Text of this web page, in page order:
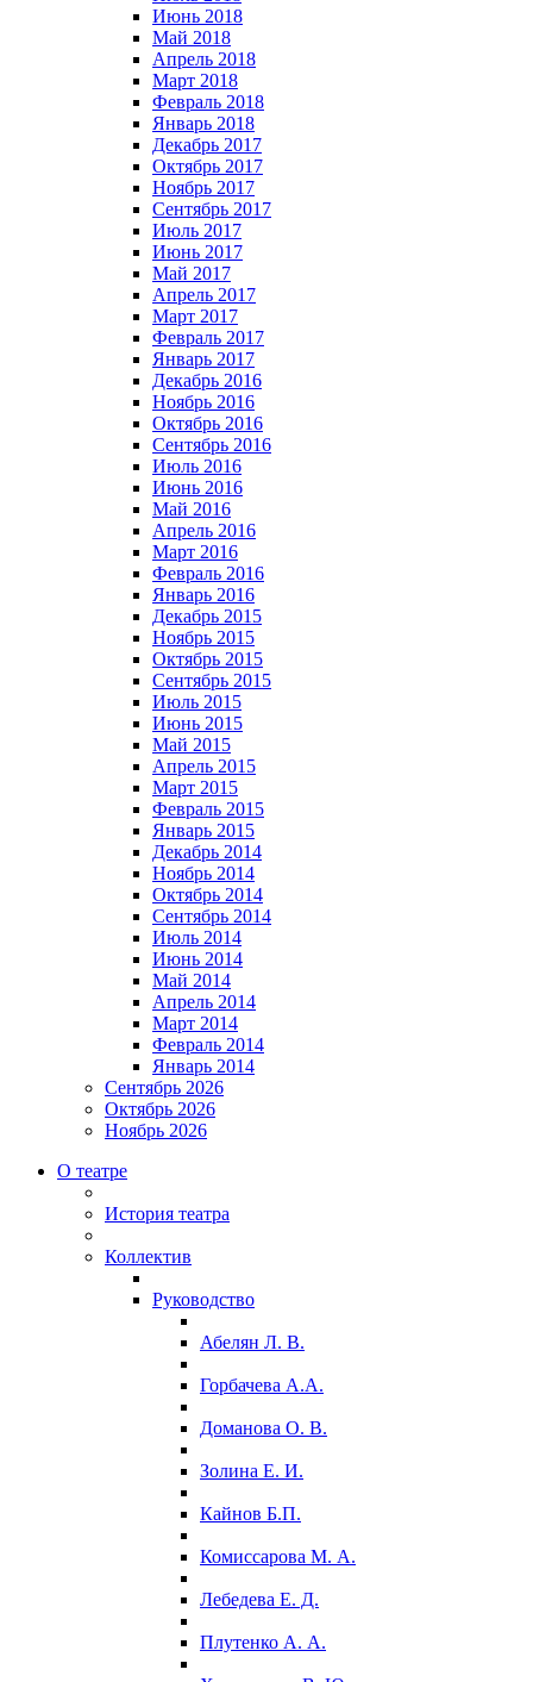
Июнь 2018
Май 2018
Апрель 2018
Март 2018
Февраль 2018
Январь 2018
Декабрь 2017
Октябрь 2017
Ноябрь 2017
Сентябрь 2017
Июль 2017
Июнь 2017
Май 2017
Апрель 2017
Март 2017
Февраль 2017
Январь 2017
Декабрь 2016
Ноябрь 2016
Октябрь 2016
Сентябрь 2016
Июль 2016
Июнь 2016
Май 2016
Апрель 2016
Март 2016
Февраль 2016
Январь 2016
Декабрь 2015
Ноябрь 2015
Октябрь 2015
Сентябрь 2015
Июль 2015
Июнь 2015
Май 2015
Апрель 2015
Март 2015
Февраль 2015
Январь 2015
Декабрь 2014
Ноябрь 2014
Октябрь 2014
Сентябрь 2014
Июль 2014
Июнь 2014
Май 2014
Апрель 2014
Март 2014
Февраль 2014
Январь 2014
Сентябрь 2026
Октябрь 2026
Ноябрь 2026
О театре
История театра
Коллектив
Руководство
Абелян Л. В.
Горбачева А.А.
Доманова О. В.
Золина Е. И.
Кайнов Б.П.
Комиссарова М. А.
Лебедева Е. Д.
Плутенко А. А.